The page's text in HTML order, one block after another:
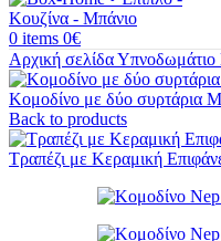
0 items 0€
Αρχική σελίδαΥπνοδωμάτιο
Κομοδίνο με δύο συρτάρια
Back to products
Τραπέζι με Κεραμική